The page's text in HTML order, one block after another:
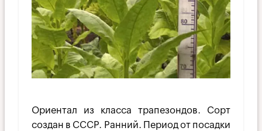
Ориентал из класса трапезондов. Сорт
создан в СССР. Ранний. Период от посадки